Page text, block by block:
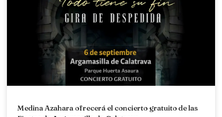
Medina Azahara ofrecerá el concierto gratuito de las